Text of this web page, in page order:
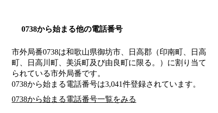
0738から始まる他の電話番号
市外局番0738は和歌山県御坊市、日高郡（印南町、日高
町、日高川町、美浜町及び由良町に限る。） に割り当て
られている市外局番です。
0738から始まる電話番号は3,041件登録されています。
0738から始まる電話番号一覧をみる